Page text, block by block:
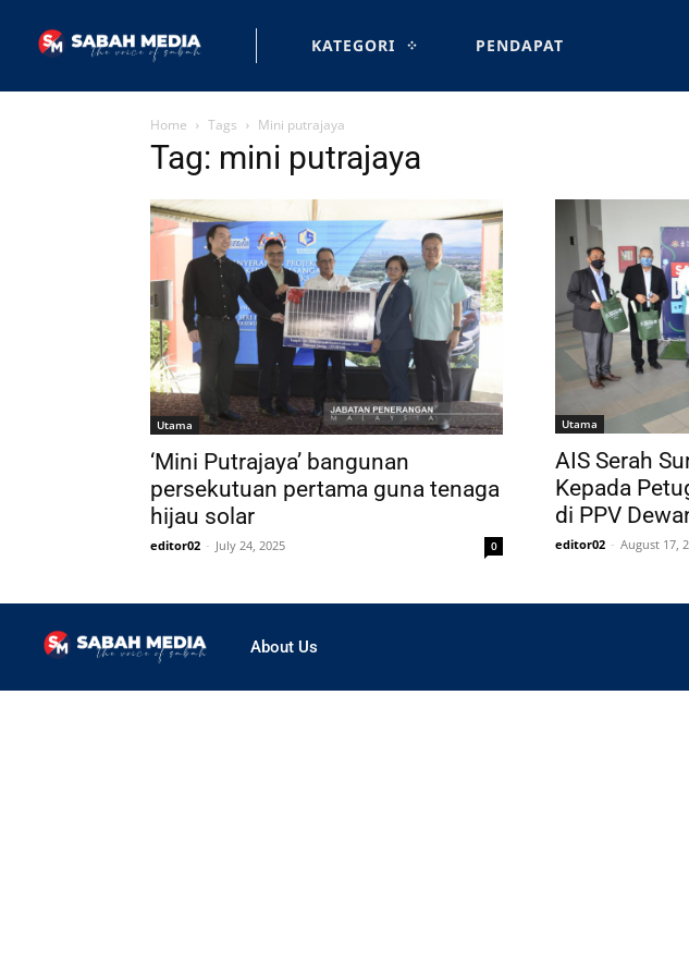
KATEGORI PENDAPAT
Home Tags Mini putrajaya
Tag: mini putrajaya
Utama
‘Mini Putrajaya’ bangunan
persekutuan pertama guna tenaga
hijau solar
editor02 - July 24, 2025 0
Utama
AIS Serah
Kepada
di PPV
editor02 - August 17,
About Us